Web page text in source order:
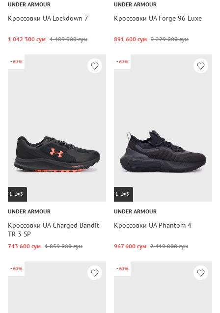
UNDER ARMOUR
Кроссовки UA Lockdown 7
1 042 300 сум 1 489 000 сум
UNDER ARMOUR
Кроссовки UA Forge 96 Luxe
891 600 сум 2 229 000 сум
-60%
1+1=3
UNDER ARMOUR
Кроссовки UA Charged Bandit
TR 3 SP
743 600 сум 1 859 000 сум
-60%
1+1=3
UNDER ARMOUR
Кроссовки UA Phantom 4
967 600 сум 2 419 000 сум
-60% -60%